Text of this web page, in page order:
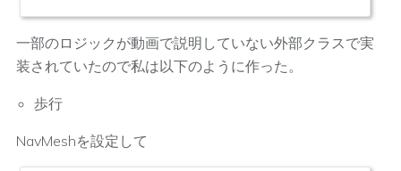
一部のロジックが動画で説明していない外部クラスで実
装されていたので私は以下のように作った。
歩行
NavMeshを設定して